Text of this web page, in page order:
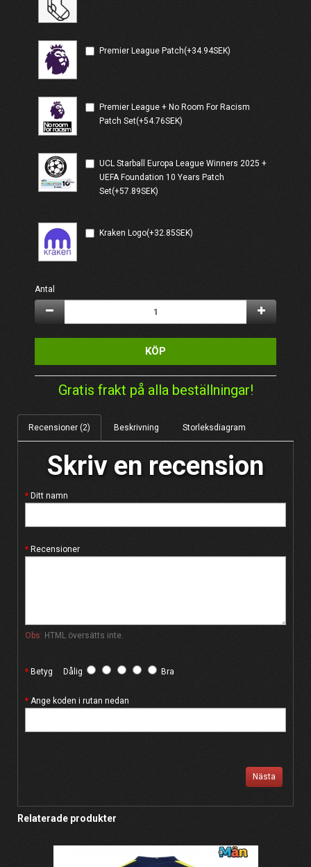
Premier League Patch(+34.94SEK)
Premier League + No Room For Racism
Patch Set(+54.76SEK)
UCL Starball Europa League Winners 2025 +
UEFA Foundation 10 Years Patch
Set(+57.89SEK)
Kraken Logo(+32.85SEK)
Antal
KÖP
Gratis frakt på alla beställningar!
Recensioner (2) Beskrivning Storleksdiagram
Skriv en recension
Ditt namn
Recensioner
Obs: HTML översätts inte.
Betyg Dålig Bra
Ange koden i rutan nedan
Nästa
Relaterade produkter